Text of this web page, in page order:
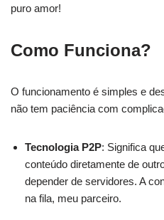
puro amor!
Como Funciona?
O funcionamento é simples e
não tem paciência com
Tecnologia P2P: Significa
conteúdo diretamente de
depender de servidores. A
na fila, meu parceiro.